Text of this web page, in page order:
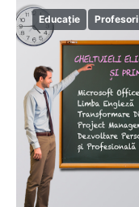
Educație Profesori